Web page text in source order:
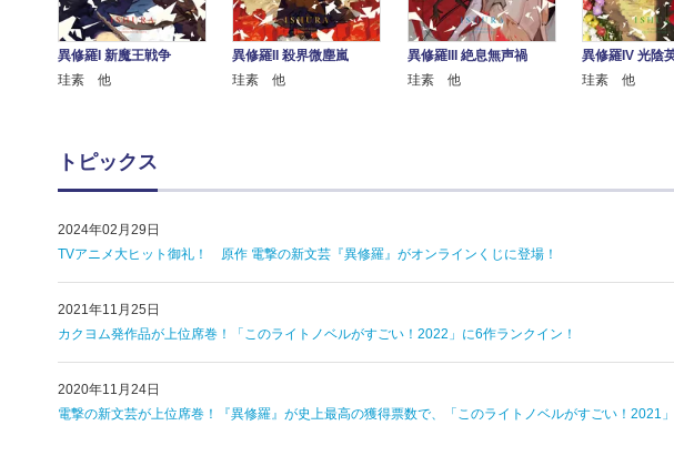
異修羅I 新魔王戦争
珪素 他
異修羅II 殺界微塵嵐
珪素 他
異修羅III 絶息無声禍
珪素 他
異修羅IV 光陰
珪素 他
トピックス
2024年02月29日
TVアニメ大ヒット御礼！ 原作 電撃の新文芸『異修羅』がオンラインくじに登場！
2021年11月25日
カクヨム発作品が上位席巻！「このライトノベルがすごい！2022」に6作ランクイン！
2020年11月24日
電撃の新文芸が上位席巻！『異修羅』が史上最高の獲得票数で、「このライトノベルがすごい！2021